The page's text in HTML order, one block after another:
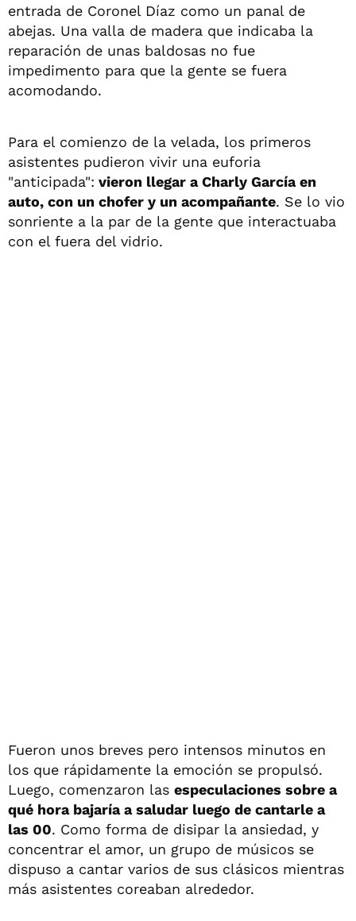
entrada de Coronel Díaz como un panal de
abejas. Una valla de madera que indicaba la
reparación de unas baldosas no fue
impedimento para que la gente se fuera
acomodando.
Para el comienzo de la velada, los primeros
asistentes pudieron vivir una euforia
"anticipada": vieron llegar a Charly García en
auto, con un chofer y un acompañante. Se lo vio
sonriente a la par de la gente que interactuaba
con el fuera del vidrio.
Fueron unos breves pero intensos minutos en
los que rápidamente la emoción se propulsó.
Luego, comenzaron las especulaciones sobre a
qué hora bajaría a saludar luego de cantarle a
las 00. Como forma de disipar la ansiedad, y
concentrar el amor, un grupo de músicos se
dispuso a cantar varios de sus clásicos mientras
más asistentes coreaban alrededor.